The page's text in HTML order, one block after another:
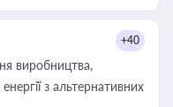
+40
виробництва,
з альтернативних